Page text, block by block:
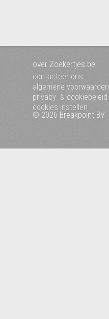
over Zoekertjes.be
contacteer ons
algemene voorwaarden
privacy- & cookiebeleid
cookies instellen
© 2026 Breakpoint BV